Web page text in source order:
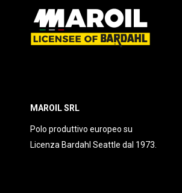
MAROIL SRL
Polo produttivo europeo su
Licenza Bardahl Seattle dal 1973.